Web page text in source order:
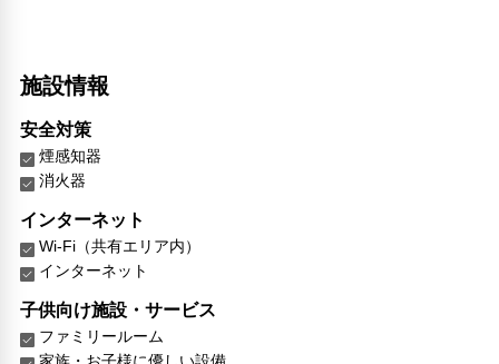
施設情報
安全対策
煙感知器
消火器
インターネット
Wi-Fi（共有エリア内）
インターネット
子供向け施設・サービス
ファミリールーム